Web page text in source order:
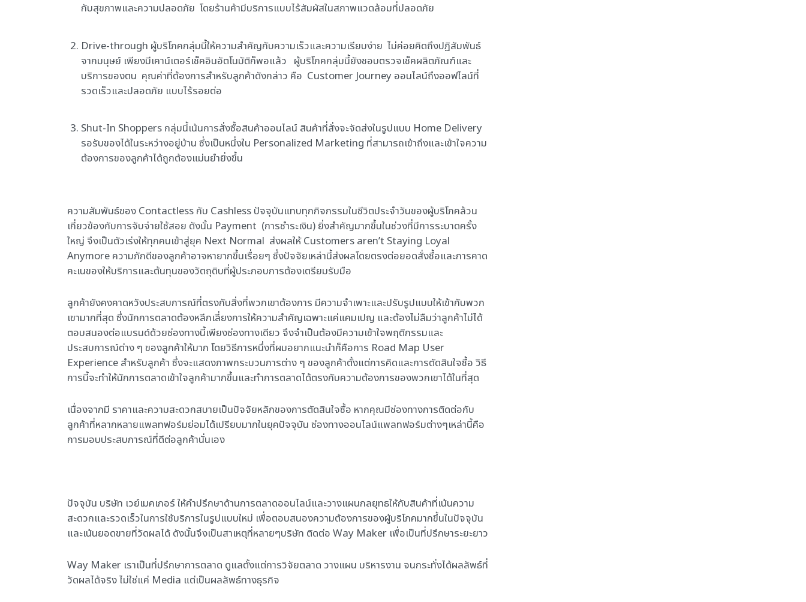
กับสุขภาพและความปลอดภัย โดยร้านค้ามีบริการแบบไร้สัมผัสในสภาพแวดล้อมที่ปลอดภัย
Drive-through ผู้บริโภคกลุ่มนี้ให้ความสำคัญกับความเร็วและความเรียบง่าย ไม่ค่อยคิดถึงปฏิสัมพันธ์
จากมนุษย์ เพียงมีเคาน์เตอร์เช็คอินอัตโนมัติก็พอแล้ว ผู้บริโภคกลุ่มนี้ยังชอบตรวจเช็คผลิตภัณฑ์และ
บริการของตน คุณค่าที่ต้องการสำหรับลูกค้าดังกล่าว คือ Customer Journey ออนไลน์ถึงออฟไลน์ที่
รวดเร็วและปลอดภัย แบบไร้รอยต่อ
Shut-In Shoppers กลุ่มนี้เน้นการสั่งซื้อสินค้าออนไลน์ สินค้าที่สั่งจะจัดส่งในรูปแบบ Home Delivery
รอรับของได้ในระหว่างอยู่บ้าน ซึ่งเป็นหนึ่งใน Personalized Marketing ที่สามารถเข้าถึงและเข้าใจความ
ต้องการของลูกค้าได้ถูกต้องแม่นยำยิ่งขึ้น
ความสัมพันธ์ของ Contactless กับ Cashless ปัจจุบันแทบทุกกิจกรรมในชีวิตประจำวันของผู้บริโภคล้วน
เกี่ยวข้องกับการจับจ่ายใช้สอย ดังนั้น Payment (การชำระเงิน) ยิ่งสำคัญมากขึ้นในช่วงที่มีการระบาดครั้ง
ใหญ่ จึงเป็นตัวเร่งให้ทุกคนเข้าสู่ยุค Next Normal ส่งผลให้ Customers aren’t Staying Loyal
Anymore ความภักดีของลูกค้าอาจหายากขึ้นเรื่อยๆ ซึ่งปัจจัยเหล่านี้ส่งผลโดยตรงต่อยอดสั่งซื้อและการคาด
คะเนของให้บริการและต้นทุนของวัตถุดิบที่ผู้ประกอบการต้องเตรียมรับมือ
ลูกค้ายังคงคาดหวังประสบการณ์ที่ตรงกับสิ่งที่พวกเขาต้องการ มีความจำเพาะและปรับรูปแบบให้เข้ากับพวก
เขามากที่สุด ซึ่งนักการตลาดต้องหลีกเลี่ยงการให้ความสำคัญเฉพาะแค่แคมเปญ และต้องไม่ลืมว่าลูกค้าไม่ได้
ตอบสนองต่อแบรนด์ด้วยช่องทางนี้เพียงช่องทางเดียว จึงจำเป็นต้องมีความเข้าใจพฤติกรรมและ
ประสบการณ์ต่าง ๆ ของลูกค้าให้มาก โดยวิธีการหนึ่งที่ผมอยากแนะนำก็คือการ Road Map User
Experience สำหรับลูกค้า ซึ่งจะแสดงภาพกระบวนการต่าง ๆ ของลูกค้าตั้งแต่การคิดและการตัดสินใจซื้อ วิธี
การนี้จะทำให้นักการตลาดเข้าใจลูกค้ามากขึ้นและทำการตลาดได้ตรงกับความต้องการของพวกเขาได้ในที่สุด
เนื่องจากมี ราคาและความสะดวกสบายเป็นปัจจัยหลักของการตัดสินใจซื้อ หากคุณมีช่องทางการติดต่อกับ
ลูกค้าที่หลากหลายแพลทฟอร์มย่อมได้เปรียบมากในยุคปัจจุบัน ช่องทางออนไลน์แพลทฟอร์มต่างๆเหล่านี้คือ
การมอบประสบการณ์ที่ดีต่อลูกค้านั่นเอง
ปัจจุบัน บริษัท เวย์เมคเกอร์ ให้คำปรึกษาด้านการตลาดออนไลน์และวางแผนกลยุทธให้กับสินค้าที่เน้นความ
สะดวกและรวดเร็วในการใช้บริการในรูปแบบใหม่ เพื่อตอบสนองความต้องการของผู้บริโภคมากขึ้นในปัจจุบัน
และเน้นยอดขายที่วัดผลได้ ดังนั้นจึงเป็นสาเหตุที่หลายๆบริษัท ติดต่อ Way Maker เพื่อเป็นที่ปรึกษาระยะยาว
Way Maker เราเป็นที่ปรึกษาการตลาด ดูแลตั้งแต่การวิจัยตลาด วางแผน บริหารงาน จนกระทั่งได้ผลลัพธ์ที่
วัดผลได้จริง ไม่ใช่แค่ Media แต่เป็นผลลัพธ์ทางธุรกิจ